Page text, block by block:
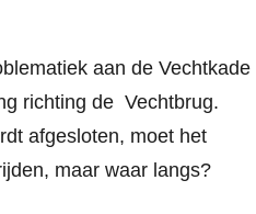
aan de Vechtkade
richting de Vechtbrug.
afgesloten, moet het
maar waar langs?